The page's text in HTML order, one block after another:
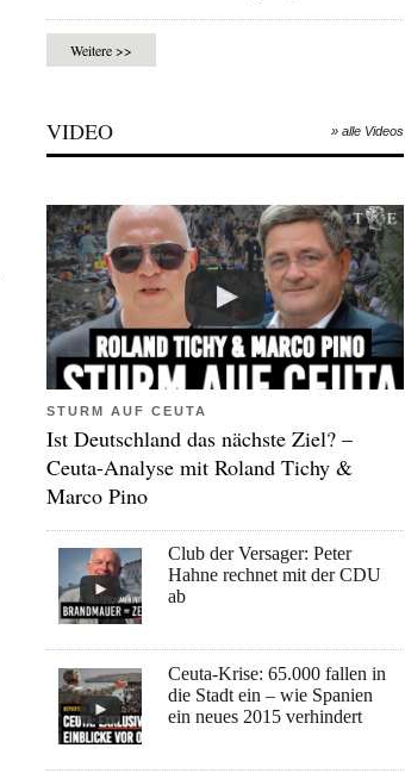
Weitere >>
VIDEO » alle Videos
STURM AUF CEUTA
Ist Deutschland das nächste Ziel? –
Ceuta-Analyse mit Roland Tichy &
Marco Pino
Club der Versager: Peter
Hahne rechnet mit der CDU
ab
Ceuta-Krise: 65.000 fallen in
die Stadt ein – wie Spanien
ein neues 2015 verhindert